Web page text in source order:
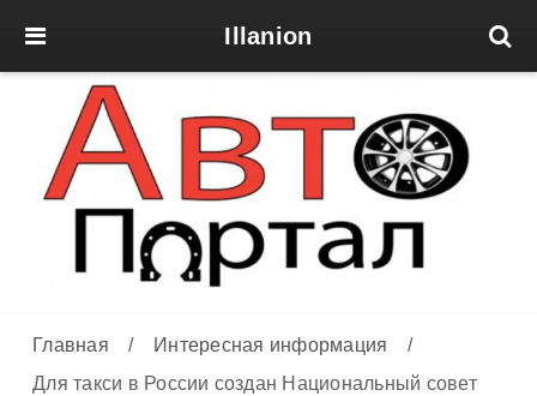
Illanion
Главная / Интересная информация
/
Для такси в России создан Национальный совет